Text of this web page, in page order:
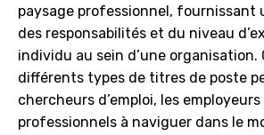
paysage professionnel, fournissant
des responsabilités et du niveau
individu au sein d’une organisation.
différents types de titres de poste
chercheurs d’emploi, les
professionnels à naviguer dans le